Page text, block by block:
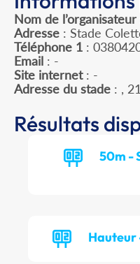
Nom de l’organisateur
Adresse : Stade
Téléphone 1 :
Email : -
Site internet: -
Adresse du stade : ,
Résultats
50m -
Hauteur